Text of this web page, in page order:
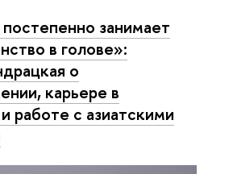
занимает
в голове»:
о
карьере в
работе с азиатскими